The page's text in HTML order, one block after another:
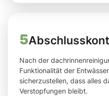
5
Nach der
Funktionalität der
sicherzustellen, dass alles
Verstopfungen bleibt.